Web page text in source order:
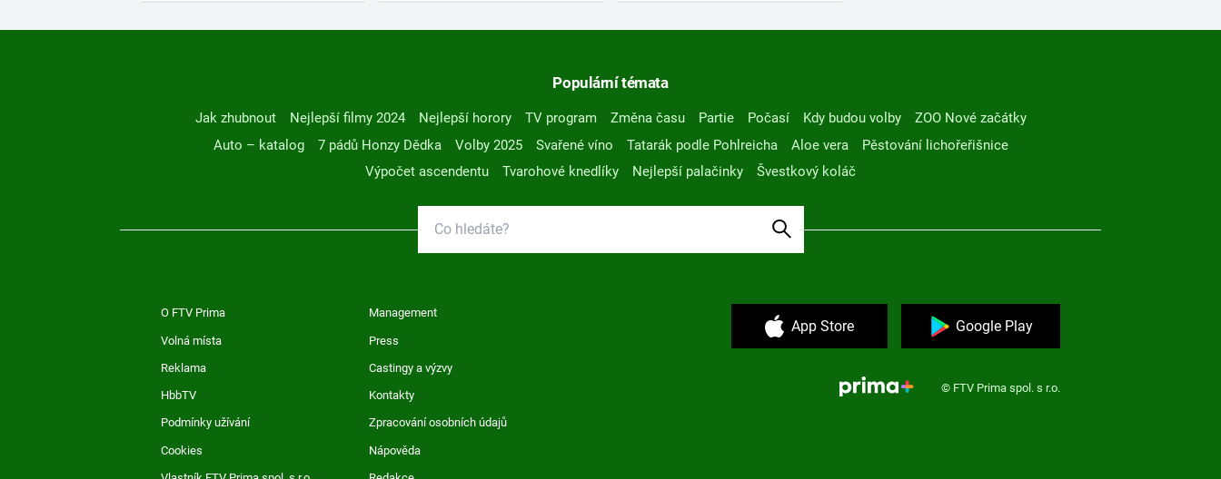
Populární témata
Jak zhubnout Nejlepší filmy 2024 Nejlepší horory TV program Změna času Partie Počasí Kdy budou volby
ZOO Nové začátky
Auto – katalog
7 pádů Honzy Dědka Volby 2025 Svařené víno Tatarák podle Pohlreicha Aloe vera
Pěstování lichořeřišnice
Výpočet ascendentu
Tvarohové knedlíky Nejlepší palačinky Švestkový koláč
O FTV Prima Management
Volná místa Press
Reklama Castingy a výzvy
HbbTV Kontakty
Podmínky užívání Zpracování osobních údajů
Cookies Nápověda
App Store Google Play
© FTV Prima spol. s r.o.